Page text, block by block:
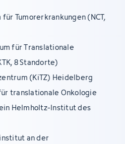
Tumorerkrankungen (NCT,
für Translationale
8 Standorte)
(KiTZ) Heidelberg
translationale Onkologie
Helmholtz-Institut des
an der